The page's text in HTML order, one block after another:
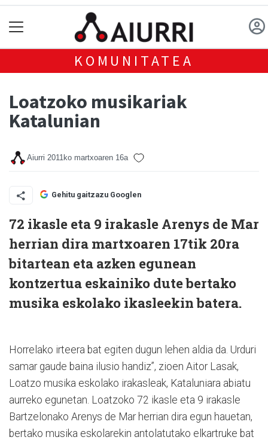
KOMUNITATEA
Loatzoko musikariak
Katalunian
Aiurri 2011ko martxoaren 16a
Gehitu gaitzazu Googlen
72 ikasle eta 9 irakasle Arenys de Mar
herrian dira martxoaren 17tik 20ra
bitartean eta azken egunean
kontzertua eskainiko dute bertako
musika eskolako ikasleekin batera.
Horrelako irteera bat egiten dugun lehen aldia da. Urduri
samar gaude baina ilusio handiz”, zioen Aitor Lasak,
Loatzo musika eskolako irakasleak, Kataluniara abiatu
aurreko egunetan. Loatzoko 72 ikasle eta 9 irakasle
Bartzelonako Arenys de Mar herrian dira egun hauetan,
bertako musika eskolarekin antolatutako elkartruke bat